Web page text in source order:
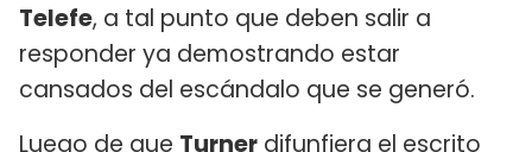
Telefe, a tal punto que deben salir a
responder ya demostrando estar
cansados del escándalo que se generó.
Luego de que Turner difunfiera el escrito